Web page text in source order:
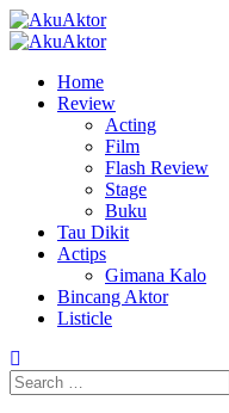
Skip
to
Primary
Home
Review
Acting
Film
Flash Review
Stage
Buku
Tau Dikit
Actips
Gimana Kalo
Bincang Aktor
Listicle
Search
for: